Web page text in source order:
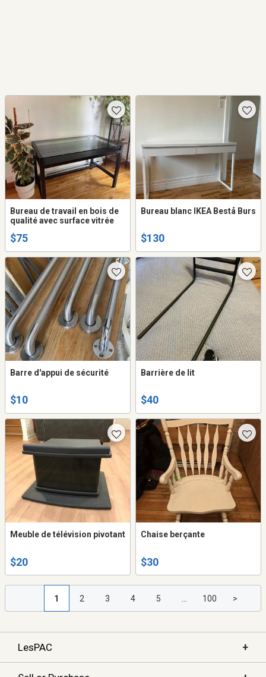
Bureau de travail en bois de
qualité avec surface vitrée
$75
Bureau blanc IKEA Bestå Burs
$130
Barre d'appui de sécurité
$10
Barrière de lit
$40
Meuble de télévision pivotant
$20
Chaise berçante
$30
1 2 3 4 5 100 >
LesPAC +